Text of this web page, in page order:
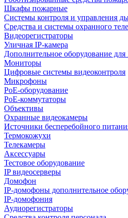
Шкафы пожарные
Системы контроля и управления
Средства и системы охранного
Видеорегистраторы
Уличная IP-камера
Дополнительное оборудование для
Мониторы
Цифровые системы видеоконтроля
Микрофоны
PoE-оборудование
PoE-коммутаторы
Объективы
Охранные видеокамеры
Источники бесперебойного
Термокожухи
Телекамеры
Аксессуары
Тестовое оборудование
IP видеосерверы
Домофон
IP-домофоны дополнительное
IP-домофония
Аудиорегистраторы